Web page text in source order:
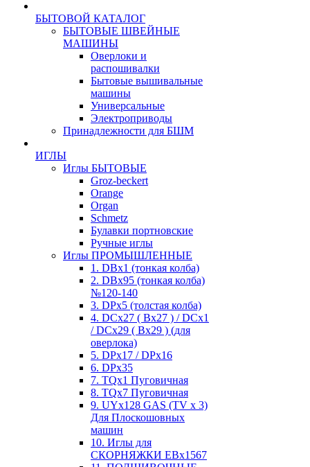
БЫТОВОЙ КАТАЛОГ
БЫТОВЫЕ ШВЕЙНЫЕ
МАШИНЫ
Оверлоки и
распошивалки
Бытовые вышивальные
машины
Универсальные
Электроприводы
Принадлежности для БШМ
ИГЛЫ
Иглы БЫТОВЫЕ
Groz-beckert
Orange
Organ
Schmetz
Булавки портновские
Ручные иглы
Иглы ПРОМЫШЛЕННЫЕ
1. DBx1 (тонкая колба)
2. DBx95 (тонкая колба)
№120-140
3. DPx5 (толстая колба)
4. DCx27 ( Bx27 ) / DCx1
/ DCx29 ( Bx29 ) (для
оверлока)
5. DPx17 / DPx16
6. DPx35
7. TQx1 Пуговичная
8. TQx7 Пуговичная
9. UYx128 GAS (TV x 3)
Для Плоскошовных
машин
10. Иглы для
СКОРНЯЖКИ EBx1567